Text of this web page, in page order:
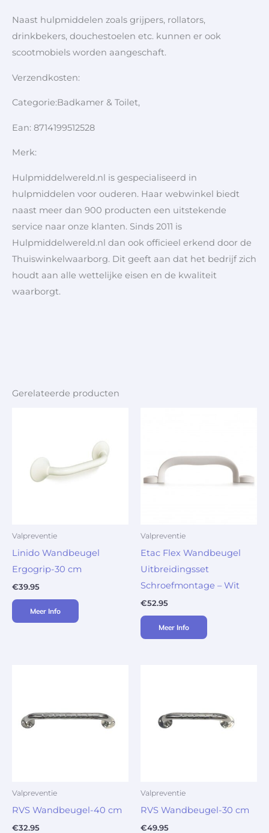
Naast hulpmiddelen zoals grijpers, rollators,
drinkbekers, douchestoelen etc. kunnen er ook
scootmobiels worden aangeschaft.
Verzendkosten:
Categorie:Badkamer & Toilet,
Ean: 8714199512528
Merk:
Hulpmiddelwereld.nl is gespecialiseerd in
hulpmiddelen voor ouderen. Haar webwinkel biedt
naast meer dan 900 producten een uitstekende
service naar onze klanten. Sinds 2011 is
Hulpmiddelwereld.nl dan ook officieel erkend door de
Thuiswinkelwaarborg. Dit geeft aan dat het bedrijf zich
houdt aan alle wettelijke eisen en de kwaliteit
waarborgt.
Gerelateerde producten
Valpreventie
Linido Wandbeugel
Ergogrip-30 cm
€39.95
Meer Info
Valpreventie
Etac Flex Wandbeugel
Uitbreidingsset
Schroefmontage – Wit
€52.95
Meer Info
Valpreventie
RVS Wandbeugel-40 cm
€32.95
Valpreventie
RVS Wandbeugel-30 cm
€49.95